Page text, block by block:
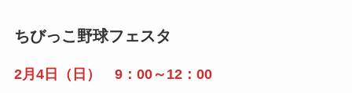
ちびっこ野球フェスタ
2月4日（日） 9：00～12：00